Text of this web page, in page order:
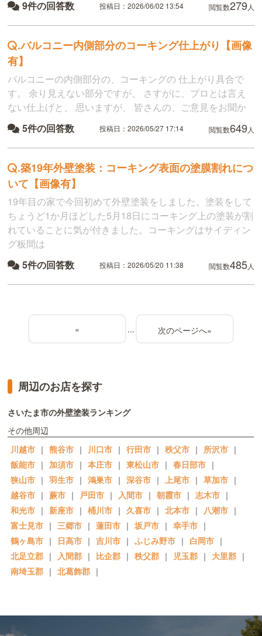
9件の回答数 投稿日：2026/06/02 13:54 閲覧数279 人
.バルコニー内側部分のコーキング仕上がり【画像
有】
バルコニーの内側部分の、コーキングの 仕上がり具合で
す。 余り見えない部分ですが、 さすがに、プロとは言え
ない仕上げと、 思いますが、 皆さんの、ご意見をお聞か
5件の回答数 投稿日：2026/05/27 17:14 閲覧数649 人
.築19年外壁塗装：コーキング表面の塗膜割れにつ
いて【画像有】
19年目の家で今回初めて外壁塗装をしました。塗装をして
ちょうど1か月ほどした5月18日にコーキング上の塗装が割
れていることに気が付きました。コーキングはサイディン
グ板間は
5件の回答数 投稿日：2026/05/20 11:38 閲覧数485人
« ... »
周辺のお店を探す
さいたま市の外壁塗装ランキング
その他周辺
川越市 ｜ 熊谷市 ｜ 川口市 ｜ 行田市 ｜ 秩父市 ｜ 所沢市 ｜
飯能市 ｜ 加須市 ｜ 本庄市 ｜ 東松山市 ｜ 春日部市 ｜
狭山市 ｜ 羽生市 ｜ 鴻巣市 ｜ 深谷市 ｜ 上尾市 ｜ 草加市 ｜
越谷市 ｜ 蕨市 ｜ 戸田市 ｜ 入間市 ｜ 朝霞市 ｜ 志木市 ｜
和光市 ｜ 新座市 ｜ 桶川市 ｜ 久喜市 ｜ 北本市 ｜ 八潮市 ｜
富士見市 ｜ 三郷市 ｜ 蓮田市 ｜ 坂戸市 ｜ 幸手市 ｜
鶴ヶ島市 ｜ 日高市 ｜ 吉川市 ｜ ふじみ野市 ｜ 白岡市 ｜
北足立郡 ｜ 入間郡 ｜ 比企郡 ｜ 秩父郡 ｜ 児玉郡 ｜ 大里郡 ｜
南埼玉郡 ｜ 北葛飾郡 ｜